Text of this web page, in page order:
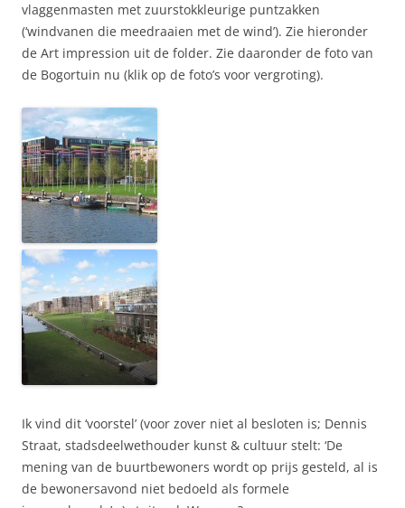
vlaggenmasten met zuurstokkleurige puntzakken
(‘windvanen die meedraaien met de wind’). Zie hieronder
de Art impression uit de folder. Zie daaronder de foto van
de Bogortuin nu (klik op de foto’s voor vergroting).
Ik vind dit ‘voorstel’ (voor zover niet al besloten is; Dennis
Straat, stadsdeelwethouder kunst & cultuur stelt: ‘De
mening van de buurtbewoners wordt op prijs gesteld, al is
de bewonersavond niet bedoeld als formele